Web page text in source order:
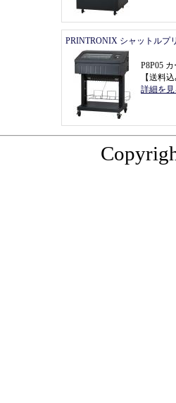
PRINTRONIX シャットルプ
P8P05
【送料
詳細を